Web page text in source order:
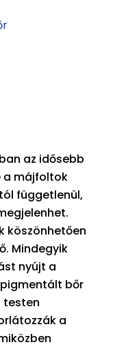
az idősebb
a májfoltok
függetlenül,
köszönhetően
Mindegyik
nyújt a
bőr
testen
a